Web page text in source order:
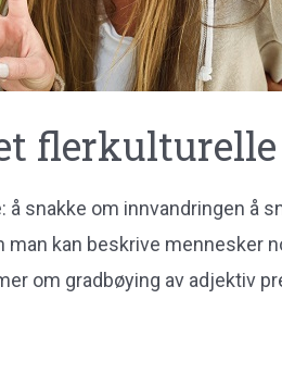
flerkulturelle
snakke om innvandringen å
man kan beskrive mennesker
om gradbøying av adjektiv